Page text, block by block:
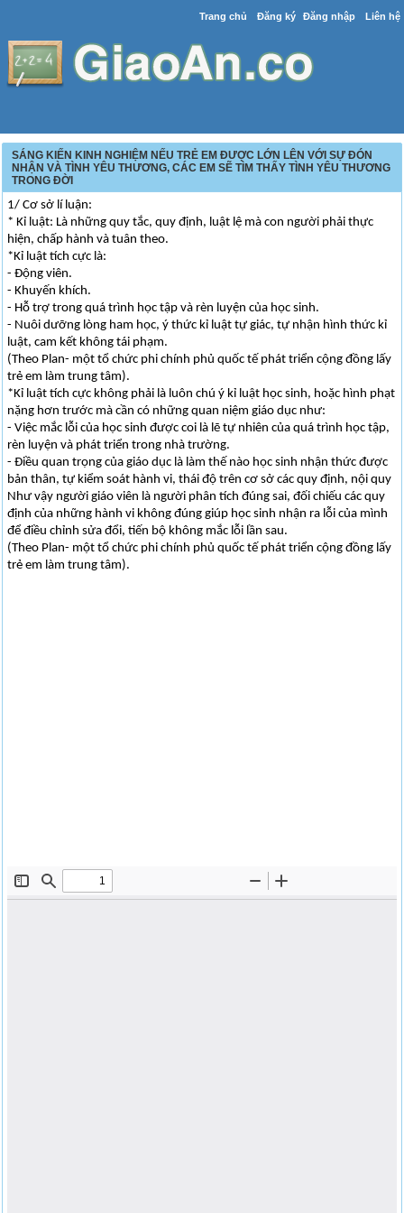
Trang chủ Đăng ký Đăng nhập Liên hệ
SÁNG KIẾN KINH NGHIỆM NẾU TRẺ EM ĐƯỢC LỚN LÊN VỚI SỰ ĐÓN
NHẬN VÀ TÌNH YÊU THƯƠNG, CÁC EM SẼ TÌM THẤY TÌNH YÊU THƯƠNG
TRONG ĐỜI
1/ Cơ sở lí luận:
* Kỉ luật: Là những quy tắc, quy định, luật lệ mà con người phải thực
hiện, chấp hành và tuân theo.
*Kỉ luật tích cực là:
- Động viên.
- Khuyến khích.
- Hỗ trợ trong quá trình học tập và rèn luyện của học sinh.
- Nuôi dưỡng lòng ham học, ý thức kỉ luật tự giác, tự nhận hình thức kỉ
luật, cam kết không tái phạm.
(Theo Plan- một tổ chức phi chính phủ quốc tế phát triển cộng đồng lấy
trẻ em làm trung tâm).
*Kỉ luật tích cực không phải là luôn chú ý kỉ luật học sinh, hoặc hình phạt
nặng hơn trước mà cần có những quan niệm giáo dục như:
- Việc mắc lỗi của học sinh được coi là lẽ tự nhiên của quá trình học tập,
rèn luyện và phát triển trong nhà trường.
- Điều quan trọng của giáo dục là làm thế nào học sinh nhận thức được
bản thân, tự kiểm soát hành vi, thái độ trên cơ sở các quy định, nội quy
Như vậy người giáo viên là người phân tích đúng sai, đối chiếu các quy
định của những hành vi không đúng giúp học sinh nhận ra lỗi của mình
để điều chỉnh sửa đổi, tiến bộ không mắc lỗi lần sau.
(Theo Plan- một tổ chức phi chính phủ quốc tế phát triển cộng đồng lấy
trẻ em làm trung tâm).